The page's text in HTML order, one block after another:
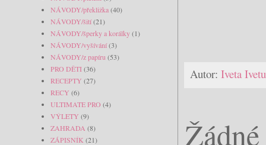
Autor: Iveta
NÁVODY/překližka(40)
NÁVODY/šití(21)
NÁVODY/šperky a korálky(1)
NÁVODY/vyšívání(3)
NÁVODY/z papíru (53)
PRO DĚTI(36)
RECEPTY (27)
RECY (6)
ULTIMATE PRO (4)
VÝLETY (9)
ZAHRADA (8)
ZÁPISNÍK (21)